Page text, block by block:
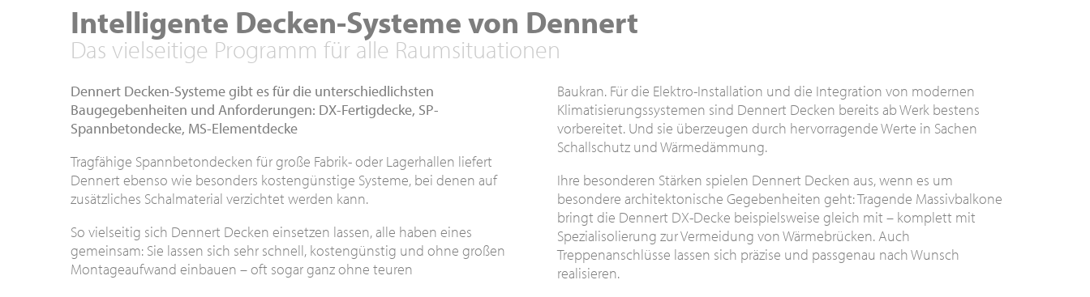
Intelligente Decken-Systeme von Dennert
Das vielseitige Programm für alle Raumsituationen
Dennert Decken-Systeme gibt es für die unterschiedlichsten
Baugegebenheiten und Anforderungen: DX-Fertigdecke, SP-
Spannbetondecke, MS-Elementdecke
Tragfähige Spannbetondecken für große Fabrik- oder Lagerhallen liefert
Dennert ebenso wie besonders kostengünstige Systeme, bei denen auf
zusätzliches Schalmaterial verzichtet werden kann.
So vielseitig sich Dennert Decken einsetzen lassen, alle haben eines
gemeinsam: Sie lassen sich sehr schnell, kostengünstig und ohne großen
Montageaufwand einbauen – oft sogar ganz ohne teuren
Baukran. Für die Elektro-Installation und die Integration von modernen
Klimatisierungssystemen sind Dennert Decken bereits ab Werk bestens
vorbereitet. Und sie überzeugen durch hervorragende Werte in Sachen
Schallschutz und Wärmedämmung.
Ihre besonderen Stärken spielen Dennert Decken aus, wenn es um
besondere architektonische Gegebenheiten geht: Tragende Massivbalkone
bringt die Dennert DX-Decke beispielsweise gleich mit – komplett mit
Spezialisolierung zur Vermeidung von Wärmebrücken. Auch
Treppenanschlüsse lassen sich präzise und passgenau nach Wunsch
realisieren.